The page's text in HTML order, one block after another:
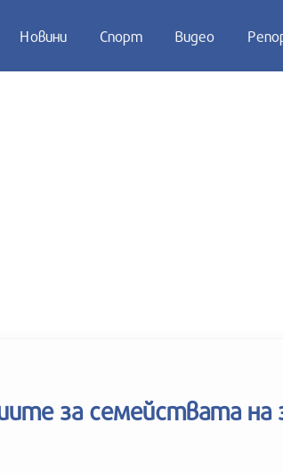
Новини Спорт Видео
за семействата на